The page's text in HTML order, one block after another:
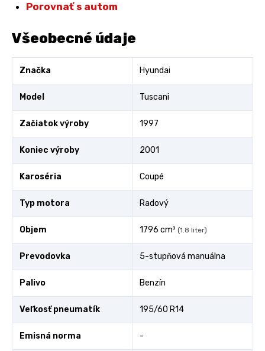
Porovnať s autom
Všeobecné údaje
Značka Hyundai
Model Tuscani
Začiatok výroby 1997
Koniec výroby 2001
Karoséria Coupé
Typ motora Radový
Objem 1796 cm³ (1.8 liter)
Prevodovka 5-stupňová manuálna
Palivo Benzín
Veľkosť pneumatík 195/60 R14
Emisná norma -